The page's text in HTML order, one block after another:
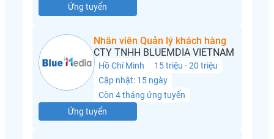
Ứng tuyển
Nhân viên Quản lý khách hàng
CTY TNHH BLUEMDIA VIETNAM
Hồ Chí Minh
15 triệu - 20 triệu
Cập nhật: 15 ngày
Còn 4 tháng ứng tuyển
Ứng tuyển